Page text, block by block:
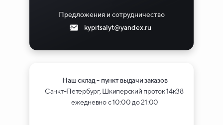
Предложения и сотрудничество
kypitsalyt@yandex.ru
Наш склад - пункт выдачи заказов
Санкт-Петербург, Шкиперский проток 14к38
ежедневно с 10:00 до 21:00